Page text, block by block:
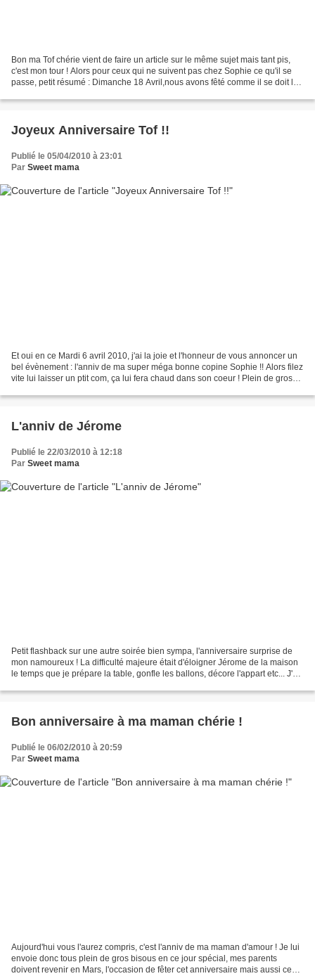
Bon ma Tof chérie vient de faire un article sur le même sujet mais tant pis,
c'est mon tour ! Alors pour ceux qui ne suivent pas chez Sophie ce qu'il se
passe, petit résumé : Dimanche 18 Avril,nous avons fêté comme il se doit le
Joyeux Anniversaire Tof !!
Publié le 05/04/2010 à 23:01
Par Sweet mama
Et oui en ce Mardi 6 avril 2010, j'ai la joie et l'honneur de vous annoncer un
bel évènement : l'anniv de ma super méga bonne copine Sophie !! Alors filez
vite lui laisser un ptit com, ça lui fera chaud dans son coeur ! Plein de gros
L'anniv de Jérome
Publié le 22/03/2010 à 12:18
Par Sweet mama
Petit flashback sur une autre soirée bien sympa, l'anniversaire surprise de
mon namoureux ! La difficulté majeure était d'éloigner Jérome de la maison
le temps que je prépare la table, gonfle les ballons, décore l'appart etc... J'ai
Bon anniversaire à ma maman chérie !
Publié le 06/02/2010 à 20:59
Par Sweet mama
Aujourd'hui vous l'aurez compris, c'est l'anniv de ma maman d'amour ! Je lui
envoie donc tous plein de gros bisous en ce jour spécial, mes parents
doivent revenir en Mars, l'occasion de fêter cet anniversaire mais aussi ceux